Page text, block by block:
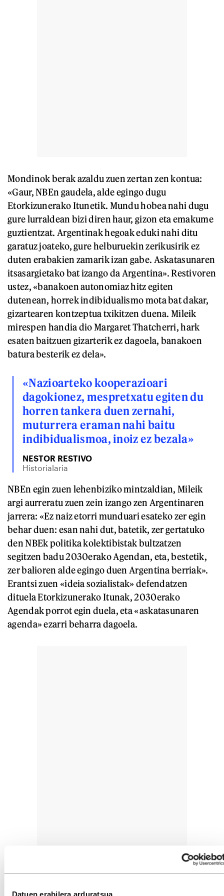
Mondinok berak azaldu zuen zertan zen kontua:
«Gaur, NBEn gaudela, alde egingo dugu
Etorkizunerako Itunetik. Mundu hobea nahi dugu
gure lurraldean bizi diren haur, gizon eta emakume
guztientzat. Argentinak hegoak eduki nahi ditu
garatuz joateko, gure helburuekin zerikusirik ez
duten erabakien zamarik izan gabe. Askatasunaren
itsasargietako bat izango da Argentina». Restivoren
ustez, «banakoen autonomiaz hitz egiten
dutenean, horrek indibidualismo mota bat dakar,
gizartearen kontzeptua txikitzen duena. Mileik
mirespen handia dio Margaret Thatcherri, hark
esaten baitzuen gizarterik ez dagoela, banakoen
batura besterik ez dela».
«Nazioarteko kooperazioari
dagokionez, mespretxatu egiten du
horren tankera duen zernahi,
muturrera eraman nahi baitu
indibidualismoa, inoiz ez bezala»
NESTOR RESTIVO
Historialaria
NBEn egin zuen lehenbiziko mintzaldian, Mileik
argi aurreratu zuen zein izango zen Argentinaren
jarrera: «Ez naiz etorri munduari esateko zer egin
behar duen: esan nahi dut, batetik, zer gertatuko
den NBEk politika kolektibistak bultzatzen
segitzen badu 2030erako Agendan, eta, bestetik,
zer balioren alde egingo duen Argentina berriak».
Erantsi zuen «ideia sozialistak» defendatzen
dituela Etorkizunerako Itunak, 2030erako
Agendak porrot egin duela, eta «askatasunaren
agenda» ezarri beharra dagoela.